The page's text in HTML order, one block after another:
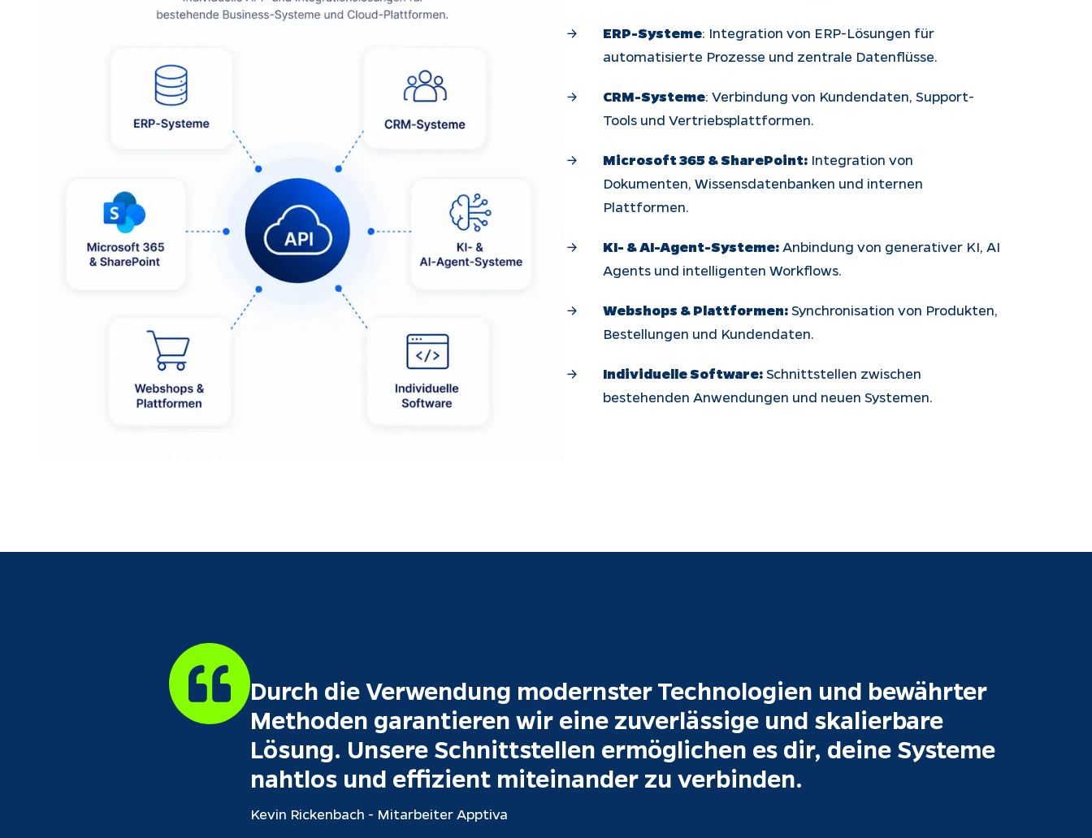
ERP-Systeme: Integration von ERP-Lösungen für
automatisierte Prozesse und zentrale Datenflüsse.
CRM-Systeme: Verbindung von Kundendaten, Support-
Tools und Vertriebsplattformen.
Microsoft 365 & SharePoint:Integration von
Dokumenten, Wissensdatenbanken und internen
Plattformen.
KI- & AI-Agent-Systeme:Anbindung von generativer KI, AI
Agents und intelligenten Workflows.
Webshops & Plattformen:Synchronisation von Produkten,
Bestellungen und Kundendaten.
Individuelle Software:Schnittstellen zwischen
bestehenden Anwendungen und neuen Systemen.
Durch die Verwendung modernster Technologien und bewährter
Methoden garantieren wir eine zuverlässige und skalierbare
Lösung. Unsere Schnittstellen ermöglichen es dir, deine Systeme
nahtlos und effizient miteinander zu verbinden.
Kevin Rickenbach - Mitarbeiter Apptiva